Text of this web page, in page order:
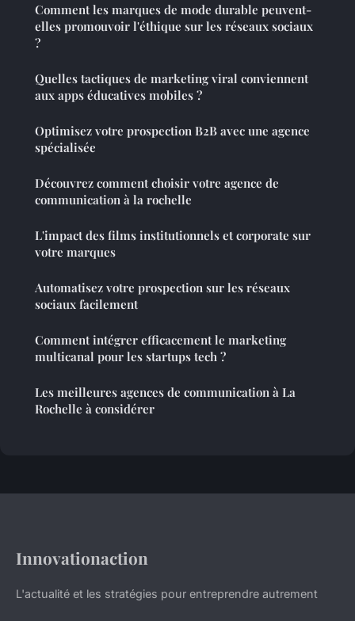
Comment les marques de mode durable peuvent-
elles promouvoir l'éthique sur les réseaux sociaux
?
Quelles tactiques de marketing viral conviennent
aux apps éducatives mobiles ?
Optimisez votre prospection B2B avec une agence
spécialisée
Découvrez comment choisir votre agence de
communication à la rochelle
L'impact des films institutionnels et corporate sur
votre marques
Automatisez votre prospection sur les réseaux
sociaux facilement
Comment intégrer efficacement le marketing
multicanal pour les startups tech ?
Les meilleures agences de communication à La
Rochelle à considérer
Innovationaction
L'actualité et les stratégies pour entreprendre autrement